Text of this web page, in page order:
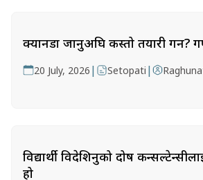
क्यानडा जानुअघि कस्तो तयारी गर्ने?
20 July, 2026 | Setopati |
विद्यार्थी विदेशिनुको दोष
हो